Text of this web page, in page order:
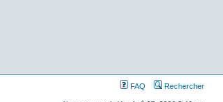
FAQ Rechercher